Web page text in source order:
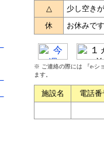
△
少し空き
休
お休みです
※ ご連絡の際には 『e-シ
ます。
施設名 電話番